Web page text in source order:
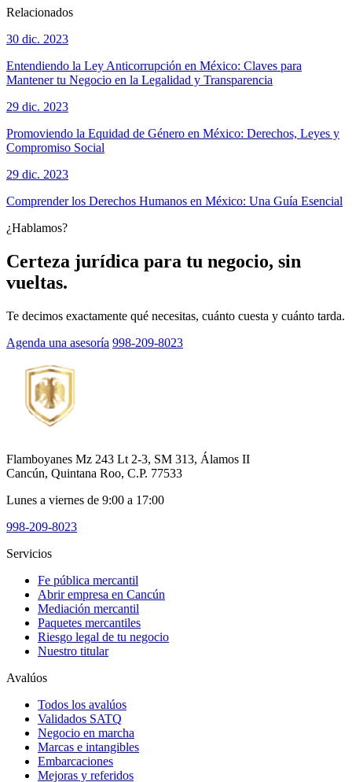
Relacionados
30 dic. 2023
Entendiendo la Ley Anticorrupción en México: Claves para
Mantener tu Negocio en la Legalidad y Transparencia
29 dic. 2023
Promoviendo la Equidad de Género en México: Derechos, Leyes y
Compromiso Social
29 dic. 2023
Comprender los Derechos Humanos en México: Una Guía Esencial
¿Hablamos?
Certeza jurídica para tu negocio, sin
vueltas.
Te decimos exactamente qué necesitas, cuánto cuesta y cuánto tarda.
Agenda una asesoría 998-209-8023
Flamboyanes Mz 243 Lt 2-3, SM 313, Álamos II
Cancún, Quintana Roo, C.P. 77533
Lunes a viernes de 9:00 a 17:00
998-209-8023
Servicios
Fe pública mercantil
Abrir empresa en Cancún
Mediación mercantil
Paquetes mercantiles
Riesgo legal de tu negocio
Nuestro titular
Avalúos
Todos los avalúos
Validados SATQ
Negocio en marcha
Marcas e intangibles
Embarcaciones
Mejoras y referidos